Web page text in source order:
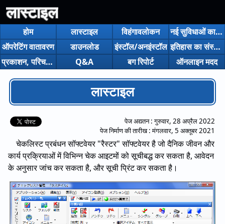
लास्टाइल
होम लास्टाइल विहंगावलोकन
नई सुविधाओं का परिचय
ऑपरेटिंग वातावरण
डाउनलोड इंस्टॉल/अनइंस्टॉल
इतिहास का संस्करण
प्रकाशन, परिचय आदि।
Q&A बग रिपोर्ट ऑनलाइन मदद
लास्टाइल
पेज अद्यतन :गुरुवार, 28 अप्रैल 2022
पेज निर्माण की तारीख :मंगलवार, 5 अक्तूबर 2021
चेकलिस्ट प्रबंधन सॉफ्टवेयर "रैस्टर" सॉफ्टवेयर है जो दैनिक जीवन और
कार्य प्रक्रियाओं में विभिन्न चेक आइटमों को सूचीबद्ध कर सकता है, आवेदन
के अनुसार जांच कर सकता है, और सूची प्रिंट कर सकता है।